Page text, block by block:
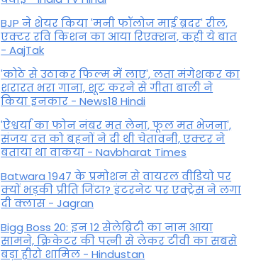
BJP ने शेयर किया 'मनी फॉलोज माई ब्रदर' रील,
एक्टर रवि किशन का आया रिएक्शन, कही ये बात
- AajTak
'कोठे से उठाकर फिल्म में लाए', लता मंगेशकर का
शरारत भरा गाना, शूट करने से गीता बाली ने
किया इनकार - News18 Hindi
'ऐश्वर्या का फोन नंबर मत लेना, फूल मत भेजना',
संजय दत्त को बहनों ने दी थी चेतावनी, एक्टर ने
बताया था वाकया - Navbharat Times
Batwara 1947 के प्रमोशन से वायरल वीडियो पर
क्यों भड़की प्रीति जिंटा? इंटरनेट पर एक्ट्रेस ने लगा
दी क्लास - Jagran
Bigg Boss 20: इन 12 सेलेब्रिटी का नाम आया
सामने, क्रिकेटर की पत्नी से लेकर टीवी का सबसे
बड़ा हीरो शामिल - Hindustan